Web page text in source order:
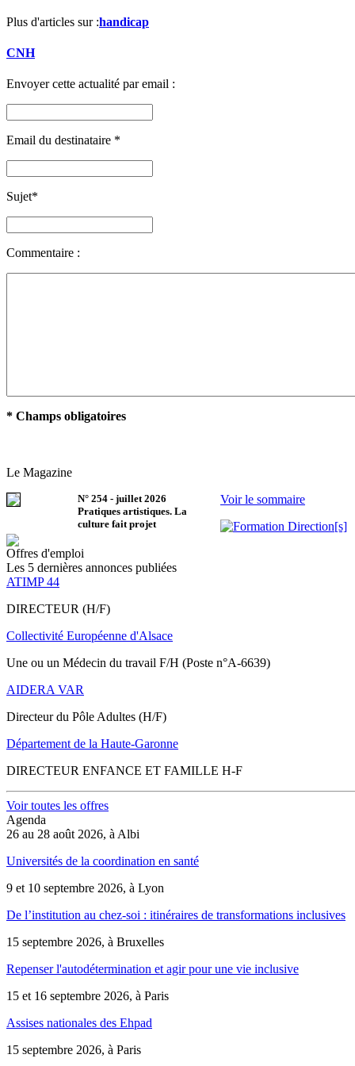
Plus d'articles sur :handicap
CNH
Envoyer cette actualité par email :
Email du destinataire *
Sujet*
Commentaire :
* Champs obligatoires
Le Magazine
N° 254 - juillet 2026
Pratiques artistiques. La
culture fait projet
Voir le sommaire
Offres d'emploi
Les 5 dernières annonces publiées
ATIMP 44
DIRECTEUR (H/F)
Collectivité Européenne d'Alsace
Une ou un Médecin du travail F/H (Poste n°A-6639)
AIDERA VAR
Directeur du Pôle Adultes (H/F)
Département de la Haute-Garonne
DIRECTEUR ENFANCE ET FAMILLE H-F
Voir toutes les offres
Agenda
26 au 28 août 2026, à Albi
Universités de la coordination en santé
9 et 10 septembre 2026, à Lyon
De l’institution au chez-soi : itinéraires de transformations inclusives
15 septembre 2026, à Bruxelles
Repenser l'autodétermination et agir pour une vie inclusive
15 et 16 septembre 2026, à Paris
Assises nationales des Ehpad
15 septembre 2026, à Paris